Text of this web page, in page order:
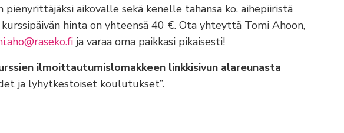
pienyrittäjäksi aikovalle sekä kenelle tahansa ko. aihepiiristä
hinta on yhteensä 40 €. Ota yhteyttä Tomi Ahoon,
ja varaa oma paikkasi pikaisesti!
ilmoittautumislomakkeen linkkisivun alareunasta
ja lyhytkestoiset koulutukset”.